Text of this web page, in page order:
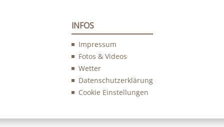
INFOS
Impressum
Fotos & Videos
Wetter
Datenschutzerklärung
Cookie Einstellungen